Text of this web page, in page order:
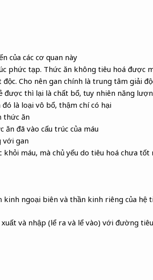
của các cơ quan này
phức tạp. Thức ăn không tiêu hoá được
Cho nên gan chính là trung tâm giải
được thì lại là chất bổ, tuy nhiên năng
là loại vô bổ, thậm chí có hại
thức ăn
ăn đã vào cấu trúc của máu
với gan
máu, mà chủ yếu do tiêu hoá chưa tốt
ngoại biên và thần kinh riêng của hệ
và nhập (lể ra và lể vào) với đường